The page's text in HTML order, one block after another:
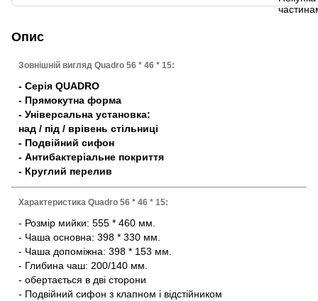
Опис
Зовнішній вигляд Quadro 56 * 46 * 15:
- Серія QUADRO
- Прямокутна форма
- Універсальна установка:
над / під / врівень стільниці
- Подвійний сифон
- Антибактеріальне покриття
- Круглий перелив
Характеристика Quadro 56 * 46 * 15:
- Розмір мийки: 555 * 460 мм.
- Чаша основна: 398 * 330 мм.
- Чаша допоміжна: 398 * 153 мм.
- Глибина чаш: 200/140 мм.
- обертається в дві сторони
- Подвійний сифон з клапном і відстійником